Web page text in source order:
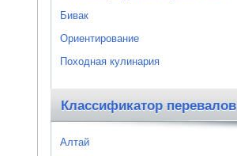
Бивак
Ориентирование
Походная кулинария
Классификатор перевалов
Алтай